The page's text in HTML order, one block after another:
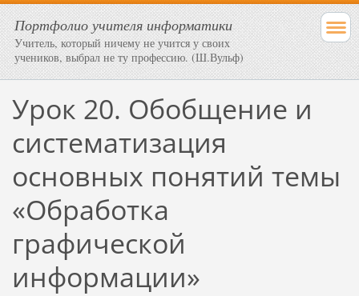
Портфолио учителя информатики
Учитель, который ничему не учится у своих
учеников, выбрал не ту профессию. (Ш.Вульф)
Урок 20. Обобщение и
систематизация
основных понятий темы
«Обработка
графической
информации»